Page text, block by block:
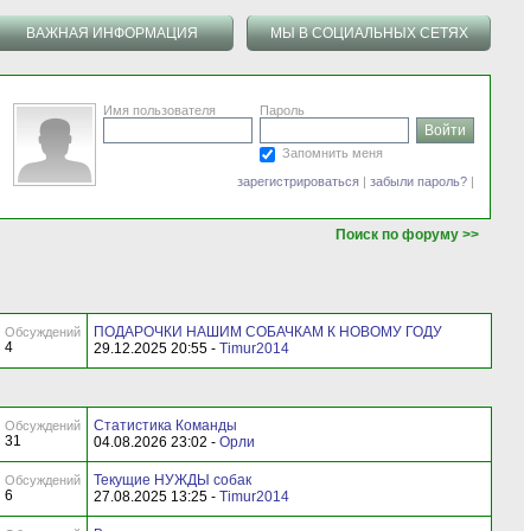
ВАЖНАЯ ИНФОРМАЦИЯ МЫ В СОЦИАЛЬНЫХ СЕТЯХ
Имя пользователя Пароль
Запомнить меня
зарегистрироваться | забыли пароль? |
Поиск по форуму >>
Обсуждений
4
ПОДАРОЧКИ НАШИМ СОБАЧКАМ К НОВОМУ ГОДУ
29.12.2025 20:55 - Timur2014
Обсуждений
31
Статистика Команды
04.08.2026 23:02 - Орли
Обсуждений
6
Текущие НУЖДЫ собак
27.08.2025 13:25 - Timur2014